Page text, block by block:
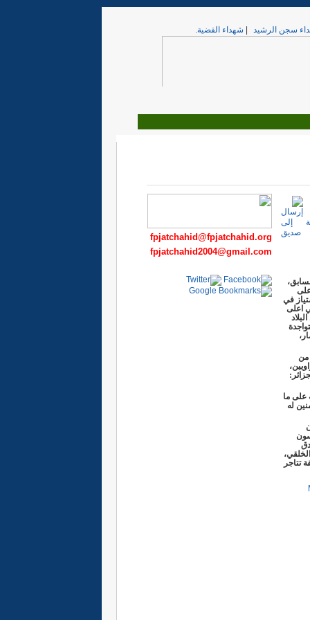
سجن الرشيد شهداء القضية.
في
بباريز، بمعدل 19 من 20 ، وهي اعلى
من
على ما
له
تتاجر
fpjatchahid@fpjatchahid.org
fpjatchahid2004@gmail.com